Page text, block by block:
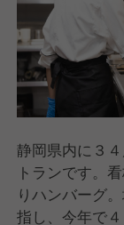
静岡県内に３
トランです。
りハンバーグ
指し、今年で